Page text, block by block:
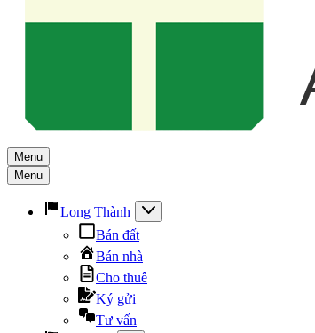
Menu
Menu
Long Thành
Bán đất
Bán nhà
Cho thuê
Ký gửi
Tư vấn